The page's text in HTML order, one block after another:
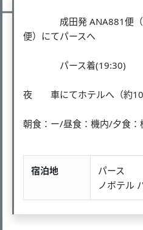
成田発 ANA881便（
便）にてパースへ
パース着(19:30)
夜 車にてホテルへ（約
朝食：ー/昼食：機内/夕食：
宿泊地
パース
ノボテル